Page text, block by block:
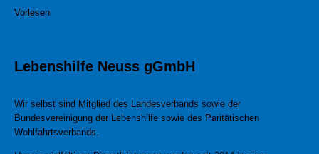
Vorlesen
Lebenshilfe Neuss gGmbH
Wir selbst sind Mitglied des Landesverbands sowie der
Bundesvereinigung der Lebenshilfe sowie des Paritätischen
Wohlfahrtsverbands.